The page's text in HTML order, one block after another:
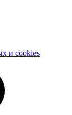
и cookies